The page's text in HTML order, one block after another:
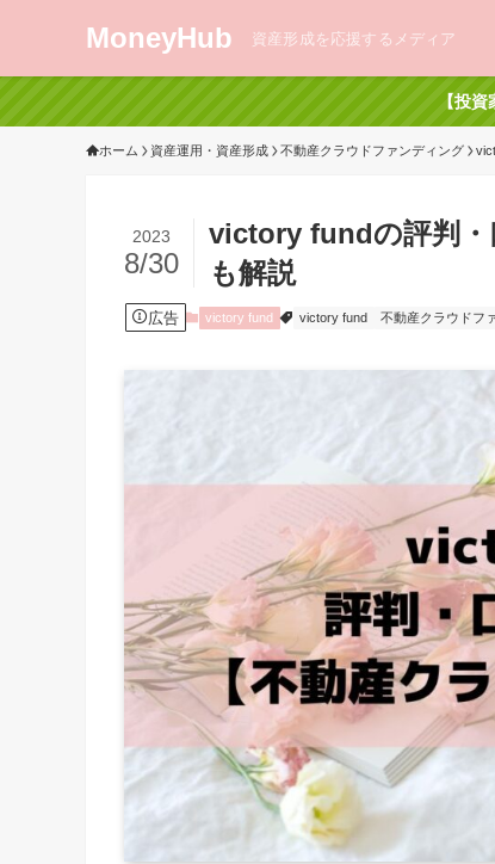
MoneyHub 資産形成を応援するメディア
【投
ホーム 資産運用・資産形成 不動産クラウドファンディング
victory fundの評判・
も解説
2023
8/30
広告 victory fund victory fund 不動産クラウドフ